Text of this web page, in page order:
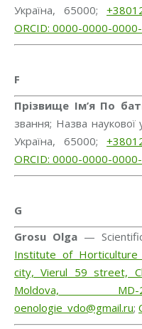
Україна, 65000;
ORCID: 0000-0000-
F
Прізвище Ім’я По
звання; Назва
Україна, 65000;
ORCID: 0000-0000-
G
Grosu Olga —
Institute of Horticulture
city, Vierul 59 street,
Moldova, MD-
oenologie_vdo@gmail.ru;